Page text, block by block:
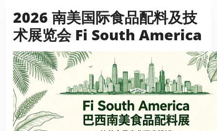
2026 南美国际食品配料及技
术展览会 Fi South America